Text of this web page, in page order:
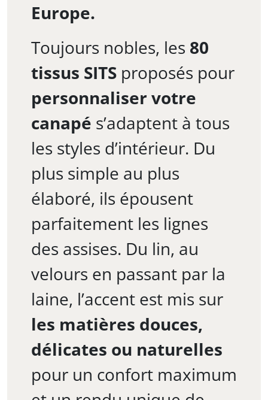
Europe.
Toujours nobles, les 80
tissus SITS proposés pour
personnaliser votre
canapé s’adaptent à tous
les styles d’intérieur. Du
plus simple au plus
élaboré, ils épousent
parfaitement les lignes
des assises. Du lin, au
velours en passant par la
laine, l’accent est mis sur
les matières douces,
délicates ou naturelles
pour un confort maximum